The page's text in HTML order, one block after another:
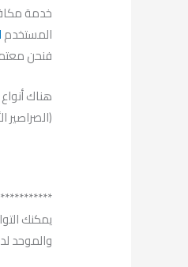
خدمة
المستخدم
فنحن
هناك
(الصراصير
يمكنك
والموحد لدينا في الكويت